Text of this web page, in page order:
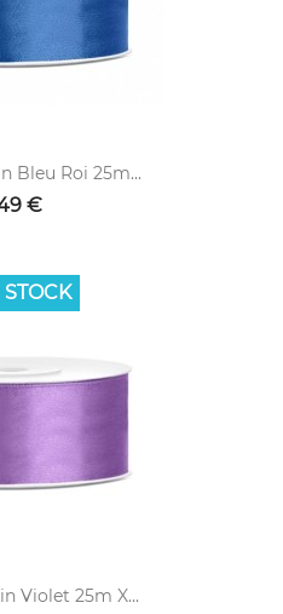
Bleu Roi 25m...
€
Violet 25m X...